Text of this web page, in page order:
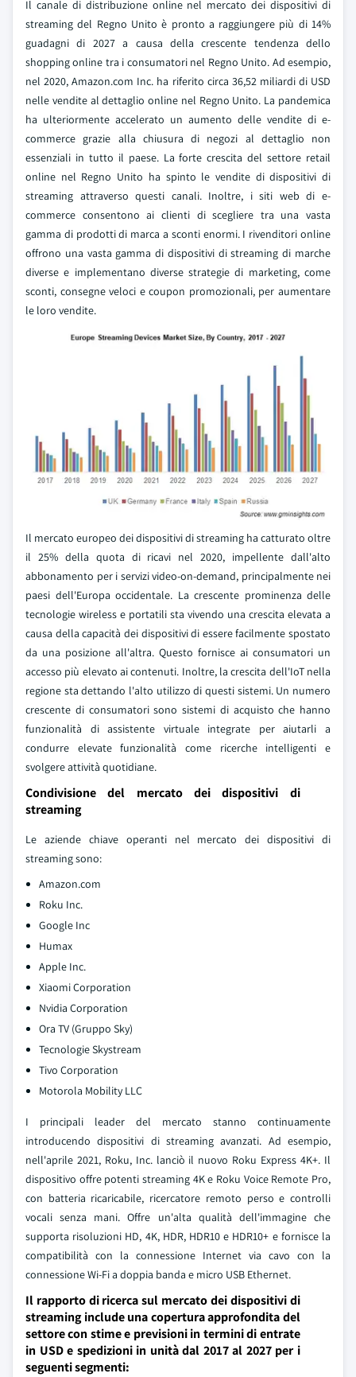
Il canale di distribuzione online nel mercato dei dispositivi di
streaming del Regno Unito è pronto a raggiungere più di 14%
guadagni di 2027 a causa della crescente tendenza dello
shopping online tra i consumatori nel Regno Unito. Ad esempio,
nel 2020, Amazon.com Inc. ha riferito circa 36,52 miliardi di USD
nelle vendite al dettaglio online nel Regno Unito. La pandemica
ha ulteriormente accelerato un aumento delle vendite di e-
commerce grazie alla chiusura di negozi al dettaglio non
essenziali in tutto il paese. La forte crescita del settore retail
online nel Regno Unito ha spinto le vendite di dispositivi di
streaming attraverso questi canali. Inoltre, i siti web di e-
commerce consentono ai clienti di scegliere tra una vasta
gamma di prodotti di marca a sconti enormi. I rivenditori online
offrono una vasta gamma di dispositivi di streaming di marche
diverse e implementano diverse strategie di marketing, come
sconti, consegne veloci e coupon promozionali, per aumentare
le loro vendite.
Il mercato europeo dei dispositivi di streaming ha catturato oltre
il 25% della quota di ricavi nel 2020, impellente dall'alto
abbonamento per i servizi video-on-demand, principalmente nei
paesi dell'Europa occidentale. La crescente prominenza delle
tecnologie wireless e portatili sta vivendo una crescita elevata a
causa della capacità dei dispositivi di essere facilmente spostato
da una posizione all'altra. Questo fornisce ai consumatori un
accesso più elevato ai contenuti. Inoltre, la crescita dell'IoT nella
regione sta dettando l'alto utilizzo di questi sistemi. Un numero
crescente di consumatori sono sistemi di acquisto che hanno
funzionalità di assistente virtuale integrate per aiutarli a
condurre elevate funzionalità come ricerche intelligenti e
svolgere attività quotidiane.
Condivisione del mercato dei dispositivi di
streaming
Le aziende chiave operanti nel mercato dei dispositivi di
streaming sono:
Amazon.com
Roku Inc.
Google Inc
Humax
Apple Inc.
Xiaomi Corporation
Nvidia Corporation
Ora TV (Gruppo Sky)
Tecnologie Skystream
Tivo Corporation
Motorola Mobility LLC
I principali leader del mercato stanno continuamente
introducendo dispositivi di streaming avanzati. Ad esempio,
nell'aprile 2021, Roku, Inc. lanciò il nuovo Roku Express 4K+. Il
dispositivo offre potenti streaming 4K e Roku Voice Remote Pro,
con batteria ricaricabile, ricercatore remoto perso e controlli
vocali senza mani. Offre un'alta qualità dell'immagine che
supporta risoluzioni HD, 4K, HDR, HDR10 e HDR10+ e fornisce la
compatibilità con la connessione Internet via cavo con la
connessione Wi-Fi a doppia banda e micro USB Ethernet.
Il rapporto di ricerca sul mercato dei dispositivi di
streaming include una copertura approfondita del
settore con stime e previsioni in termini di entrate
in USD e spedizioni in unità dal 2017 al 2027 per i
seguenti segmenti: